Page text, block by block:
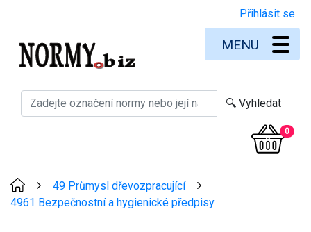
Přihlásit se
0
MENU
49 Průmysl dřevozpracující
4961 Bezpečnostní a hygienické předpisy